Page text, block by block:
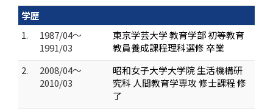
学歴
1.
1987/04～
1991/03
東京学芸大学 教育学部 初等教育
教員養成課程理科選修 卒業
2.
2008/04～
2010/03
昭和女子大学大学院 生活機構研
究科 人間教育学専攻 修士課程 修
了